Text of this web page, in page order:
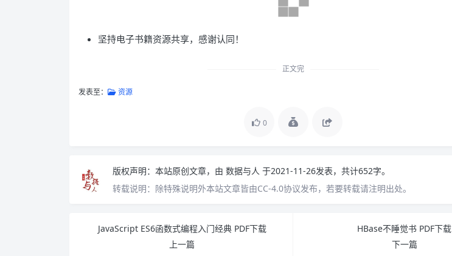
坚持电子书籍资源共享，感谢认同！
正文完
发表至： 资源
0
版权声明： 本站原创文章，由 数据与人 于2021-11-26发表，共计652字。
转载说明： 除特殊说明外本站文章皆由CC-4.0协议发布，若要转载请注明出处。
JavaScript ES6函数式编程入门经典 PDF下载
上一篇
HBase不睡觉书 PDF下载
下一篇